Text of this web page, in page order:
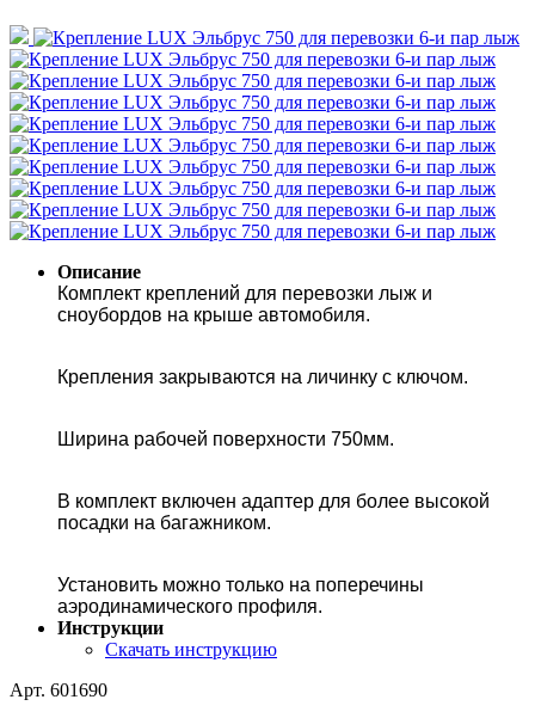
Описание
Комплект креплений для перевозки лыж и
сноубордов на крыше автомобиля.
Крепления закрываются на личинку с ключом.
Ширина рабочей поверхности 750мм.
В комплект включен адаптер для более высокой
посадки на багажником.
Установить можно только на поперечины
аэродинамического профиля.
Инструкции
Скачать инструкцию
Арт. 601690